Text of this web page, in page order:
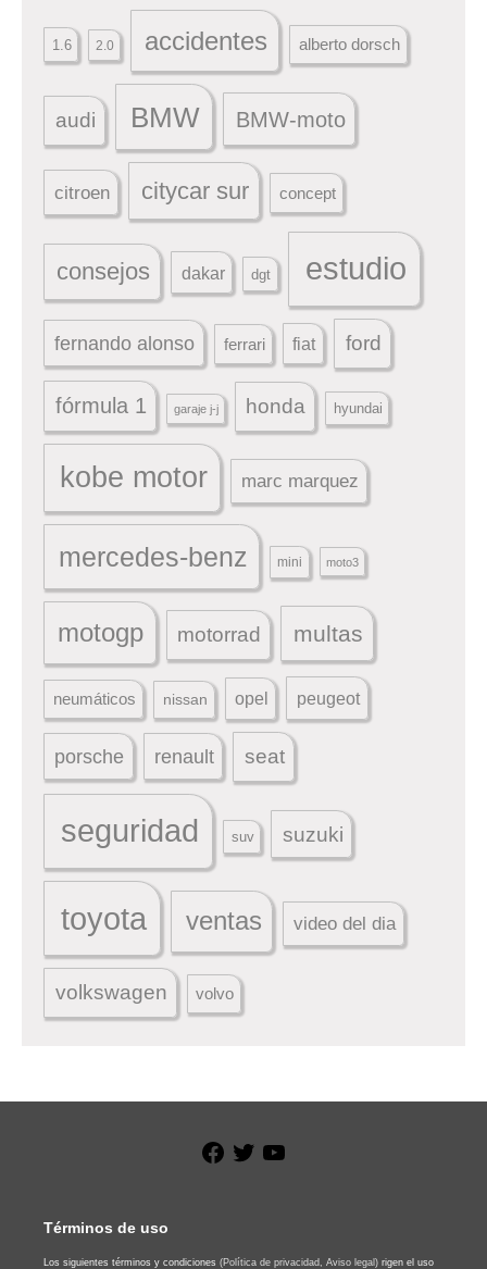
1.6 2.0 accidentes alberto dorsch
audi BMW BMW-moto
citroen citycar sur concept
consejos dakar dgt estudio
fernando alonso ferrari fiat ford
fórmula 1 garaje j-j honda hyundai
kobe motor marc marquez
mercedes-benz mini moto3
motogp motorrad multas
neumáticos nissan opel peugeot
porsche renault seat
seguridad suv suzuki
toyota ventas video del dia
volkswagen volvo
Facebook
Twitter
Términos de uso
Los siguientes términos y condiciones (Política de privacidad, Aviso legal) rigen el uso